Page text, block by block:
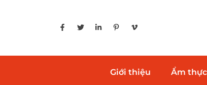
Giới thiệu Ẩm thực